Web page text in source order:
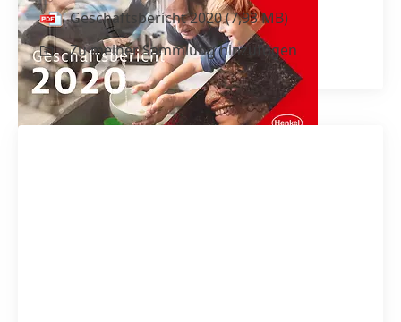
Geschäfts­bericht 2020(7,93 MB)
Zu meiner Sammlung hinzufügen